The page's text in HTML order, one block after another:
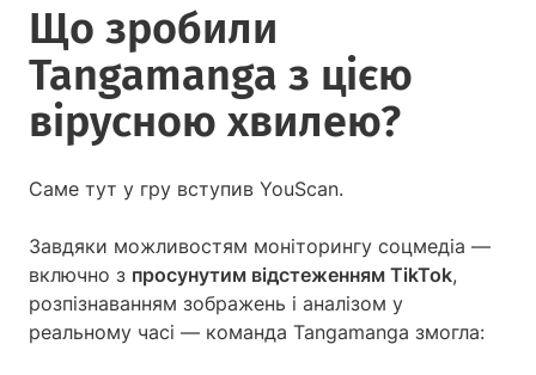
Що зробили
Tangamanga з цією
вірусною хвилею?
Саме тут у гру вступив YouScan.
Завдяки можливостям моніторингу соцмедіа —
включно з просунутим відстеженням TikTok,
розпізнаванням зображень і аналізом у
реальному часі — команда Tangamanga змогла: